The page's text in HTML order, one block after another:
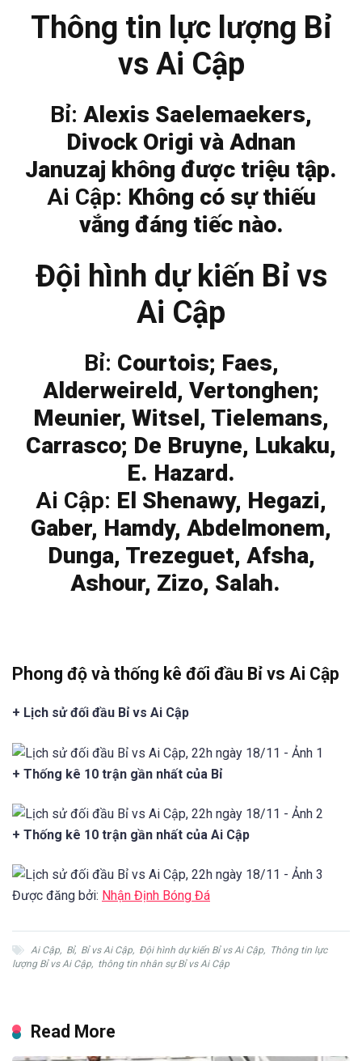
Thông tin lực lượng Bỉ
vs Ai Cập
Bỉ: Alexis Saelemaekers,
Divock Origi và Adnan
Januzaj không được triệu tập.
Ai Cập: Không có sự thiếu
vắng đáng tiếc nào.
Đội hình dự kiến Bỉ vs
Ai Cập
Bỉ: Courtois; Faes,
Alderweireld, Vertonghen;
Meunier, Witsel, Tielemans,
Carrasco; De Bruyne, Lukaku,
E. Hazard.
Ai Cập: El Shenawy, Hegazi,
Gaber, Hamdy, Abdelmonem,
Dunga, Trezeguet, Afsha,
Ashour, Zizo, Salah.
Phong độ và thống kê đối đầu Bỉ vs Ai Cập
+ Lịch sử đối đầu Bỉ vs Ai Cập
+ Thống kê 10 trận gần nhất của Bỉ
+ Thống kê 10 trận gần nhất của Ai Cập
Được đăng bởi: Nhận Định Bóng Đá
Ai Cập, Bỉ, Bỉ vs Ai Cập, Đội hình dự kiến Bỉ vs Ai Cập, Thông tin lực
lượng Bỉ vs Ai Cập, thông tin nhân sự Bỉ vs Ai Cập
Read More